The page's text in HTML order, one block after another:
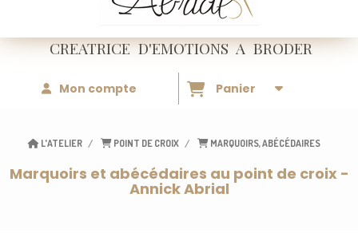
CREATRICED'EMOTIONSA BRODER
Mon compte Panier
L'ATELIER POINT DE CROIX MARQUOIRS, ABÉCÉDAIRES
Marquoirs et abécédaires au point de croix -
Annick Abrial